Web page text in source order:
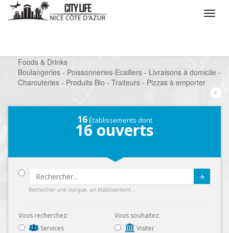
Foods & Drinks
/
Boulangeries - Poissonneries-Ecaillers - Livraisons à domicile -
Charcuteries - Produits Bio - Traiteurs - Pizzas à emporter
16Établissements dont
16 ouverts
Rechercher une marque, un établissement...
Vous recherchez:
Services
Vous souhaitez:
Visiter